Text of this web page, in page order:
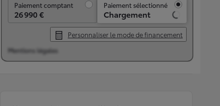
Paiement comptant
26 990 €
Paiement sélectionné
Chargement
Personnaliser le mode de financement
Mentions légales